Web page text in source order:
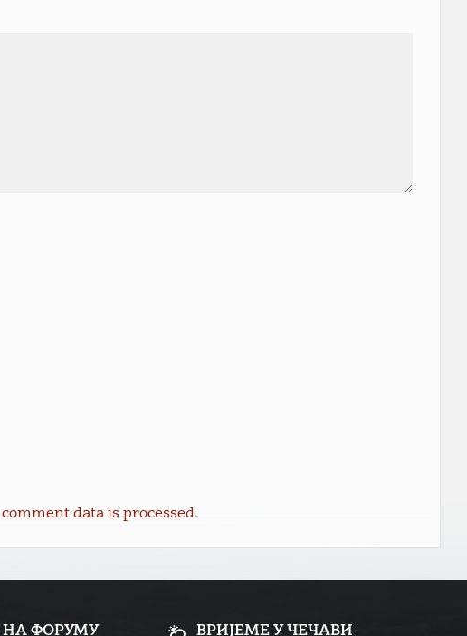
data is processed.
ФОРУМУ ВРИЈЕМЕ У ЧЕЧАВИ